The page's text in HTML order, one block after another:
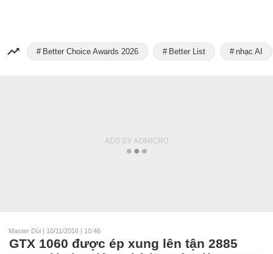
Better Choice Awards 2026 Better List nhạc AI
Master Dùi | 10/11/2016 | 10:46
GTX 1060 được ép xung lên tận 2885